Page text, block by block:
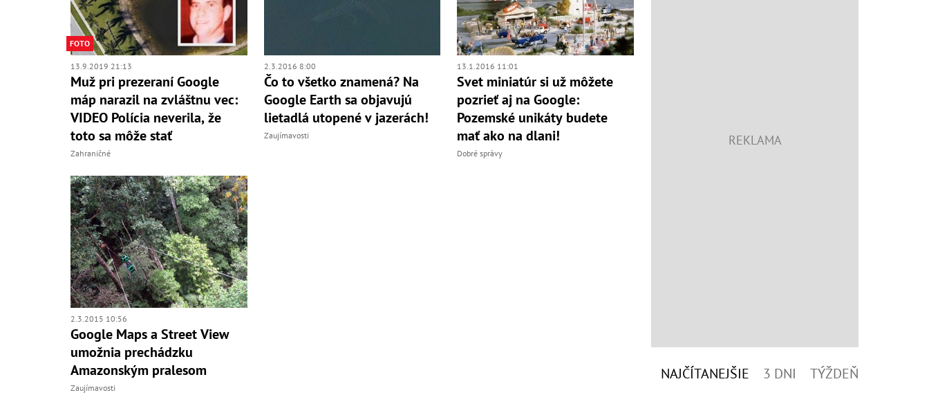
FOTO
13.9.2019 21:13
Muž pri prezeraní Google
máp narazil na zvláštnu vec:
VIDEO Polícia neverila, že
toto sa môže stať
Zahraničné
2.3.2016 8:00
Čo to všetko znamená? Na
Google Earth sa objavujú
lietadlá utopené v jazerách!
Zaujímavosti
13.1.2016 11:01
Svet miniatúr si už môžete
pozrieť aj na Google:
Pozemské unikáty budete
mať ako na dlani!
Dobré správy
2.3.2015 10:56
Google Maps a Street View
umožnia prechádzku
Amazonským pralesom
Zaujímavosti
NAJČÍTANEJŠIE 3 DNI TÝŽDEŇ